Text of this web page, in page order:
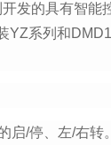
发的具有智能
YZ系列和
/停、左/右转。